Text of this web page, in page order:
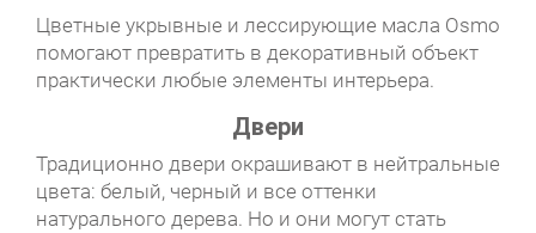
Цветные укрывные и лессирующие масла Osmo
помогают превратить в декоративный объект
практически любые элементы интерьера.
Двери
Традиционно двери окрашивают в нейтральные
цвета: белый, черный и все оттенки
натурального дерева. Но и они могут стать